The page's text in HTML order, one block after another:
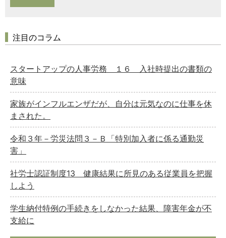
注目のコラム
スタートアップの人事労務 １６ 入社時提出の書類の
意味
家族がインフルエンザだが、自分は元気なのに仕事を休
まされた。
令和３年－労災法問３－Ｂ「特別加入者に係る通勤災
害」
社労士認証制度13 健康結果に所見のある従業員を把握
しよう
学生納付特例の手続きをしなかった結果、障害年金が不
支給に